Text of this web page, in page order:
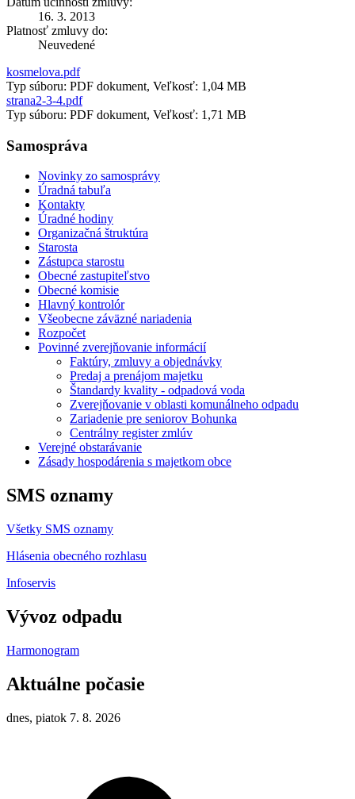
16. 3. 2013
Platnosť zmluvy do:
Neuvedené
kosmelova.pdf
Typ súboru: PDF dokument, Veľkosť: 1,04 MB
strana2-3-4.pdf
Typ súboru: PDF dokument, Veľkosť: 1,71 MB
Samospráva
Novinky zo samosprávy
Úradná tabuľa
Kontakty
Úradné hodiny
Organizačná štruktúra
Starosta
Zástupca starostu
Obecné zastupiteľstvo
Obecné komisie
Hlavný kontrolór
Všeobecne záväzné nariadenia
Rozpočet
Povinné zverejňovanie informácií
Faktúry, zmluvy a objednávky
Predaj a prenájom majetku
Štandardy kvality - odpadová voda
Zverejňovanie v oblasti komunálneho odpadu
Zariadenie pre seniorov Bohunka
Centrálny register zmlúv
Verejné obstarávanie
Zásady hospodárenia s majetkom obce
SMS oznamy
Všetky SMS oznamy
Hlásenia obecného rozhlasu
Infoservis
Vývoz odpadu
Harmonogram
Aktuálne počasie
dnes, piatok 7. 8. 2026